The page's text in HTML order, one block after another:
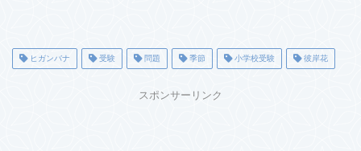
ヒガンバナ 受験 問題 季節 小学校受験 彼岸花
スポンサーリンク